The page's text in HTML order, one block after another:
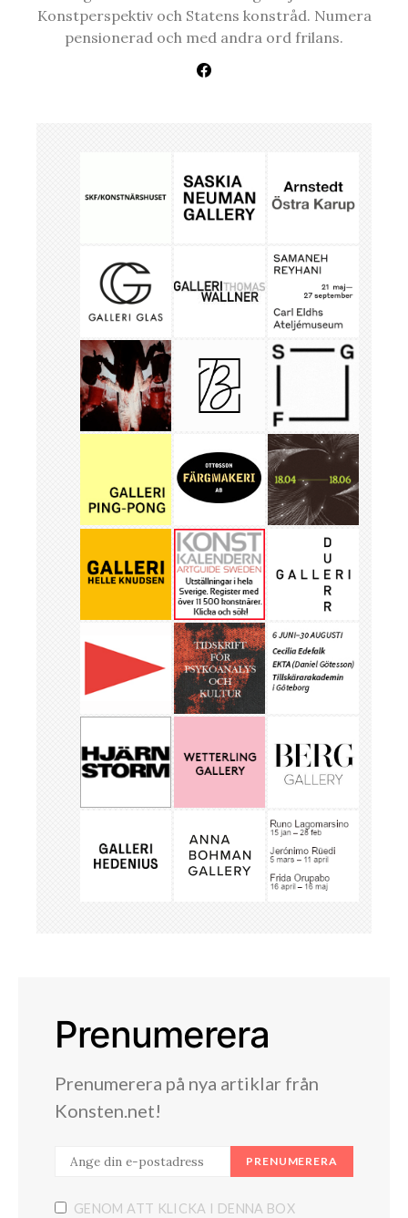
Konstperspektiv och Statens konstråd. Numera
pensionerad och med andra ord frilans.
Prenumerera
Prenumerera på nya artiklar från
Konsten.net!
PRENUMERERA
GENOM ATT KLICKA I DENNA BOX